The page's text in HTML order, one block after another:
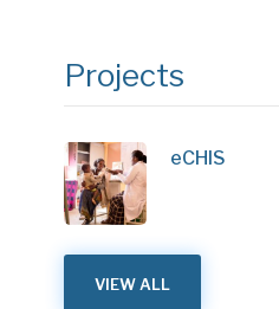
Projects
eCHIS
VIEW ALL